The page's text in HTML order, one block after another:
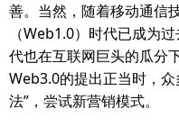
善。当然，随着移动通信
（Web1.0）时代已成为
代也在互联网巨头的瓜分
Web3.0的提出正当时，
法”，尝试新营销模式。